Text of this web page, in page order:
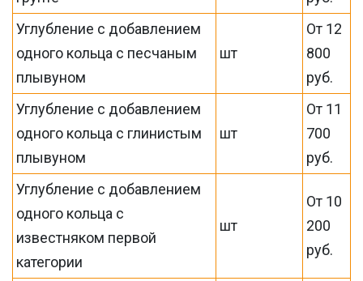
Углубление с добавлением
одного кольца с песчаным
плывуном
шт
От 12
800
руб.
Углубление с добавлением
одного кольца с глинистым
плывуном
шт
От 11
700
руб.
Углубление с добавлением
одного кольца с
известняком первой
категории
шт
От 10
200
руб.